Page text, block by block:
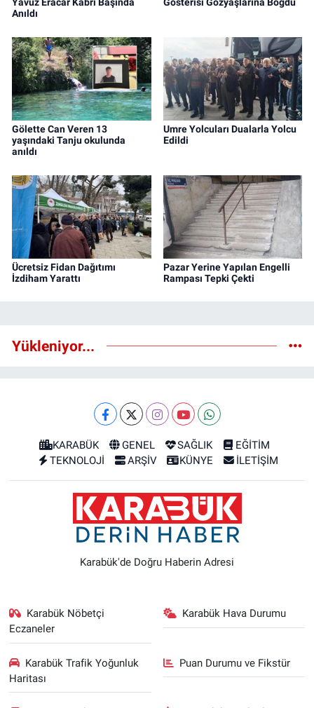
Yavuz Eracar Kabri Başında
Anıldı
Gösterisi Gözyaşlarına Boğdu
Gölette Can Veren 13
yaşındaki Tanju okulunda
anıldı
Umre Yolcuları Dualarla Yolcu
Edildi
Ücretsiz Fidan Dağıtımı
İzdiham Yarattı
Pazar Yerine Yapılan Engelli
Rampası Tepki Çekti
Yükleniyor...
KARABÜK GENEL SAĞLIK
EĞİTİM
TEKNOLOJİ
ARŞİV KÜNYE İLETİŞİM
Karabük'de Doğru Haberin Adresi
Karabük Nöbetçi
Eczaneler
Karabük Hava Durumu
Karabük Trafik Yoğunluk
Haritası
Puan Durumu ve Fikstür